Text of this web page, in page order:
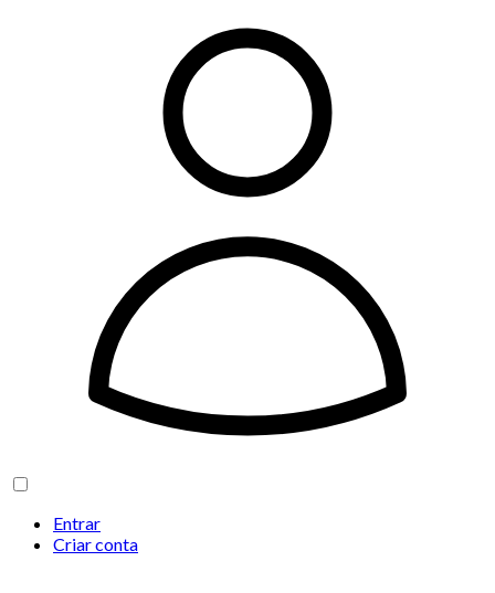
Entrar
Criar conta